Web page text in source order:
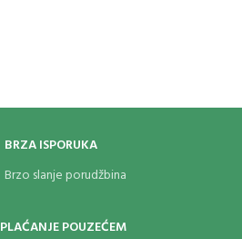
BRZA ISPORUKA
Brzo slanje porudžbina
PLAĆANJE POUZEĆEM